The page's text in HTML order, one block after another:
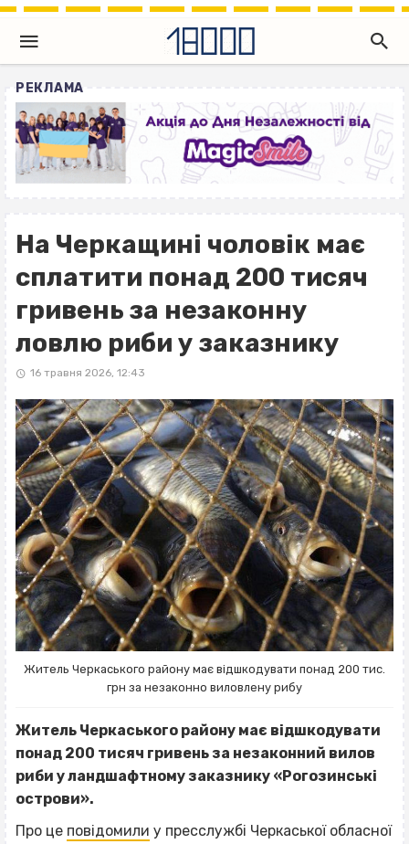
РЕКЛАМА
На Черкащині чоловік має
сплатити понад 200 тисяч
гривень за незаконну
ловлю риби у заказнику
16 травня 2026, 12:43
Житель Черкаського району має відшкодувати понад 200 тис.
грн за незаконно виловлену рибу
Житель Черкаського району має відшкодувати
понад 200 тисяч гривень за незаконний вилов
риби у ландшафтному заказнику «Рогозинські
острови».
Про це повідомили у пресслужбі Черкаської обласної